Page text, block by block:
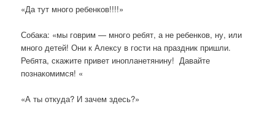
«Да тут много ребенков!!!!»
Собака: «мы говрим — много ребят, а не ребенков, ну, или
много детей! Они к Алексу в гости на праздник пришли.
Ребята, скажите привет инопланетянину! Давайте
познакомимся! «
«А ты откуда? И зачем здесь?»